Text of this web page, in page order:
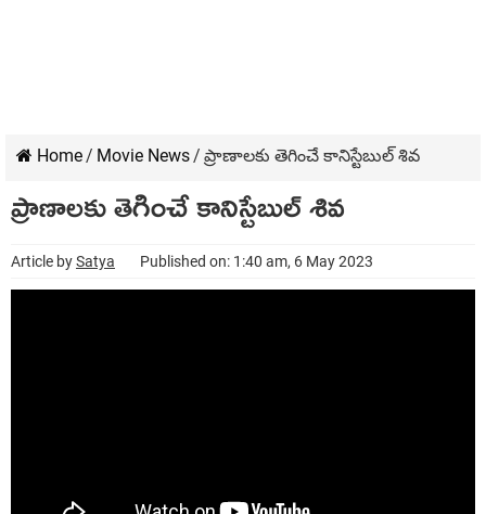
Home/ Movie News/ ప్రాణాలకు తెగించే కానిస్టేబుల్ శివ
ప్రాణాలకు తెగించే కానిస్టేబుల్ శివ
Article bySatya Published on: 1:40 am, 6 May 2023